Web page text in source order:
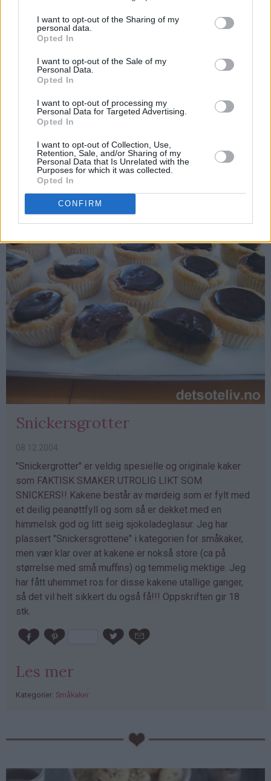
I want to opt-out of the Sharing of my
personal data.
Opted In
I want to opt-out of the Sale of my
Personal Data.
Opted In
I want to opt-out of processing my
Personal Data for Targeted Advertising.
Opted In
I want to opt-out of Collection, Use,
Retention, Sale, and/or Sharing of my
Personal Data that Is Unrelated with the
Purposes for which it was collected.
Opted In
CONFIRM
Vi synes begge at kaken definitivt ble ENDA bedre enn
M-sjokoladen er i seg selv!! Oppskriften er til stor
Les mer
PubGalaxy
Snickersgrotter
08.12.2004
"Snickergrotter" er veldig spesielle og originale kaker
som FAKTISK SMAKER UTROLIG LIKT SOM
SNICKERS!! Kakene består av mørdeig som er fylt med
et deilig peanøttfyll og som så er dekket med en
himmelsk god og litt seig sjokoladeglasur. Jeg har
plassert "Snickersgrottene" i kategorien for småkaker,
men vær klar over at kakene er nokså store (ca på
størrelse med små muffins) og temmelig mektige. Jeg
har fått uhemmet ros for disse kakene utallige ganger,
så det vil helt sikkert du også få!!! Oppskriften gir 18
stk.
Les mer
Kategorier: Småkaker
PubGalaxy